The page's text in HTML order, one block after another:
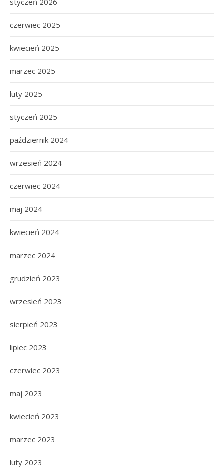
czerwiec 2025
kwiecień 2025
marzec 2025
luty 2025
styczeń 2025
październik 2024
wrzesień 2024
czerwiec 2024
maj 2024
kwiecień 2024
marzec 2024
grudzień 2023
wrzesień 2023
sierpień 2023
lipiec 2023
czerwiec 2023
maj 2023
kwiecień 2023
marzec 2023
luty 2023